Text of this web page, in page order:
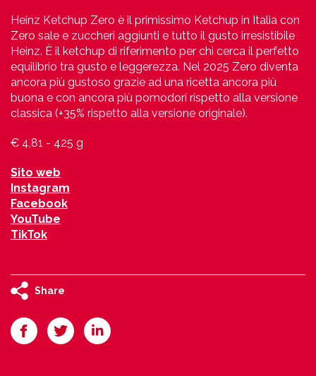
Heinz Ketchup Zero è il primissimo Ketchup in Italia con
Zero sale e zuccheri aggiunti e tutto il gusto irresistibile
Heinz. È il ketchup di riferimento per chi cerca il perfetto
equilibrio tra gusto e leggerezza. Nel 2025 Zero diventa
ancora più gustoso grazie ad una ricetta ancora più
buona e con ancora più pomodori rispetto alla versione
classica (+35% rispetto alla versione originale).
€ 4,81 - 425 g
Sito web
Instagram
Facebook
YouTube
TikTok
Share